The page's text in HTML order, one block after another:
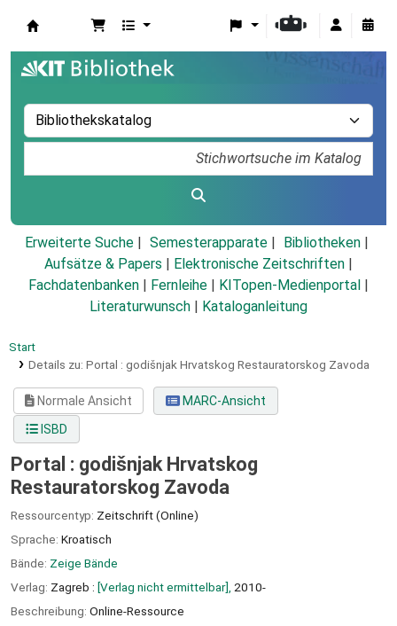
Erweiterte Suche Semesterapparate
Bibliotheken
Aufsätze & Papers
Elektronische Zeitschriften
Fachdatenbanken
Fernleihe KITopen-Medienportal
Literaturwunsch
Kataloganleitung
Start
Details zu: Portal : godišnjak Hrvatskog Restauratorskog Zavoda
Normale Ansicht
MARC-Ansicht
ISBD
Portal : godišnjak Hrvatskog
Restauratorskog Zavoda
Ressourcentyp: Zeitschrift (Online)
Sprache: Kroatisch
Bände: Zeige Bände
Verlag: Zagreb : [Verlag nicht ermittelbar], 2010-
Beschreibung: Online-Ressource